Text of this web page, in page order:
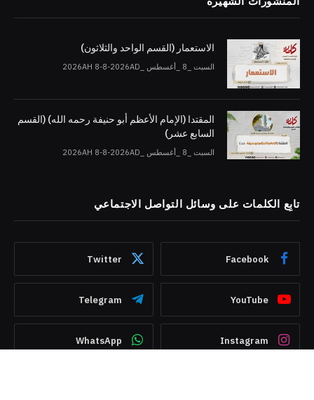
الاستعمار (القسم الواحد والثلاثون)
السبت _8 _أغسطس _2026AH 8-8-2026AD
المقتدا (الإمام الأعظم أبو حنيفة رحمه الله) (القسم
السابع عشر)
السبت _8 _أغسطس _2026AH 8-8-2026AD
تابِع الكلمات على وسائل التواصل الاجتماعي
Facebook
Twitter
YouTube
Telegram
Instagram
WhatsApp